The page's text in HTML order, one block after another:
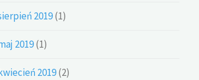
2019(1)
2019(1)
2019(2)